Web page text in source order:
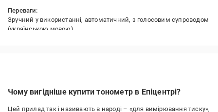
Переваги:
Зручний у використанні, автоматичний, з голосовим супроводом
(українською мовою)
Чому вигідніше купити тонометр в Епіцентрі?
Цей прилад так і називають в народі – «для вимірювання тиску»,